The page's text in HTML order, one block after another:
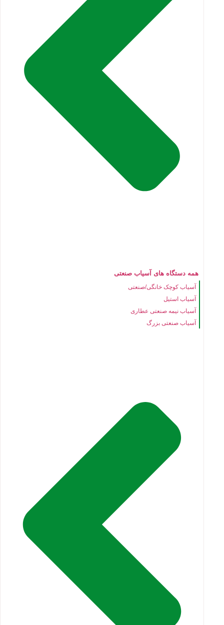
همه دستگاه های آسیاب صنعتی
آسیاب کوچک خانگی/صنعتی
آسیاب استیل
آسیاب نیمه صنعتی عطاری
آسیاب صنعتی بزرگ